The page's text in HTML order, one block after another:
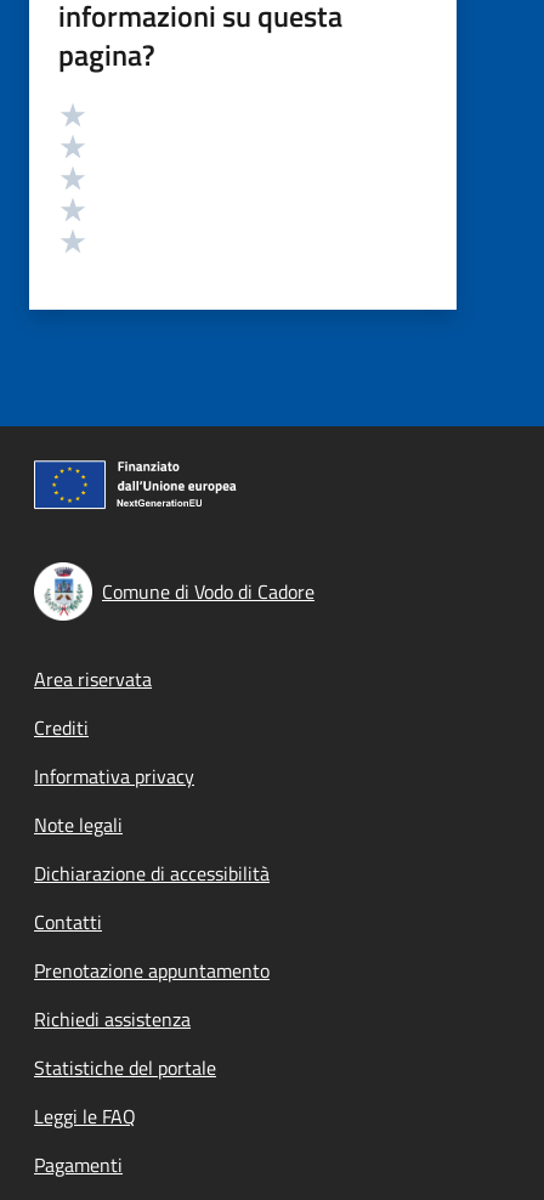
informazioni su questa
pagina?
Valutazione
Comune di Vodo di Cadore
Footer menu
Area riservata
Crediti
Informativa privacy
Note legali
Dichiarazione di accessibilità
Contatti
Prenotazione appuntamento
Richiedi assistenza
Statistiche del portale
Leggi le FAQ
Pagamenti